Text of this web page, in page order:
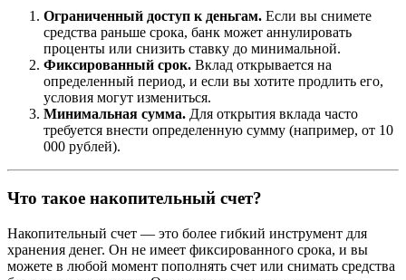
Ограниченный доступ к деньгам. Если вы снимете
средства раньше срока, банк может аннулировать
проценты или снизить ставку до минимальной.
Фиксированный срок. Вклад открывается на
определенный период, и если вы хотите продлить его,
условия могут измениться.
Минимальная сумма. Для открытия вклада часто
требуется внести определенную сумму (например, от 10
000 рублей).
Что такое накопительный счет?
Накопительный счет — это более гибкий инструмент для
хранения денег. Он не имеет фиксированного срока, и вы
можете в любой момент пополнять счет или снимать средства